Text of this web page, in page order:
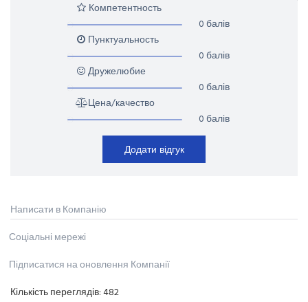
Компетентность
0 балів
Пунктуальность
0 балів
Дружелюбие
0 балів
Цена/качество
0 балів
Додати відгук
Написати в Компанію
Соціальні мережі
Підписатися на оновлення Компанії
Кількість переглядів:482